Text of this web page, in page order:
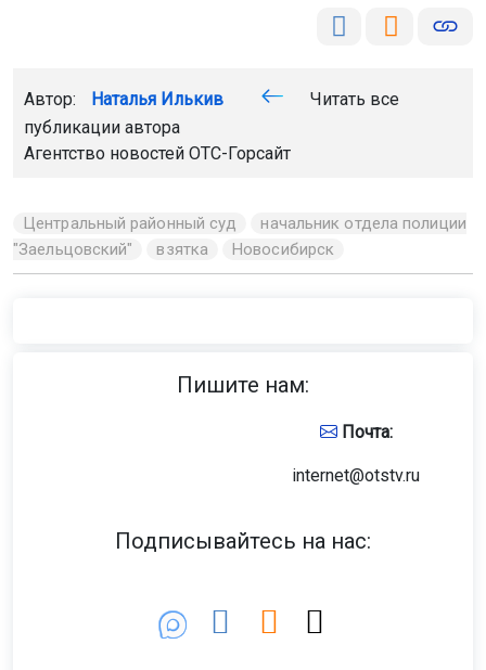
Автор: Наталья Илькив
Читать все
публикации автора
Агентство новостей ОТС-Горсайт
Центральный районный суд
начальник отдела полиции
"Заельцовский"
взятка Новосибирск
Пишите нам:
Почта:
internet@otstv.ru
Подписывайтесь на нас: